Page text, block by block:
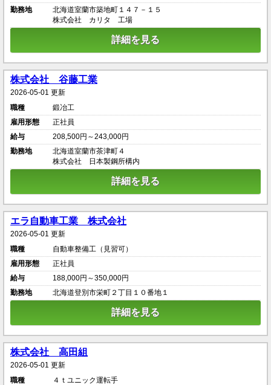
勤務地
北海道室蘭市築地町１４７－１５
株式会社 カリタ 工場
詳細を見る
株式会社 谷藤工業
2026-05-01 更新
職種
鍛冶工
雇用形態
正社員
給与
208,500円～243,000円
勤務地
北海道室蘭市茶津町４
株式会社 日本製鋼所構内
詳細を見る
エラ自動車工業 株式会社
2026-05-01 更新
職種
自動車整備工（見習可）
雇用形態
正社員
給与
188,000円～350,000円
勤務地
北海道登別市栄町２丁目１０番地１
詳細を見る
株式会社 高田組
2026-05-01 更新
職種
４ｔユニック運転手